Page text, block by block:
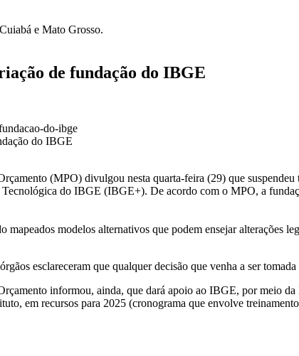
e Mato Grosso.
de fundação do IBGE
do IBGE
(MPO) divulgou nesta quarta-feira (29) que
do IBGE (IBGE+). De acordo com o MPO, a
mapeados modelos alternativos que podem ensejar
esclareceram que qualquer decisão que venha a ser
informou, ainda, que dará apoio ao IBGE, por meio
em recursos para 2025 (cronograma que envolve